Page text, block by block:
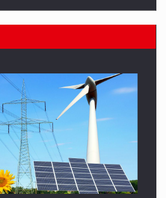
The Future - Technology and…